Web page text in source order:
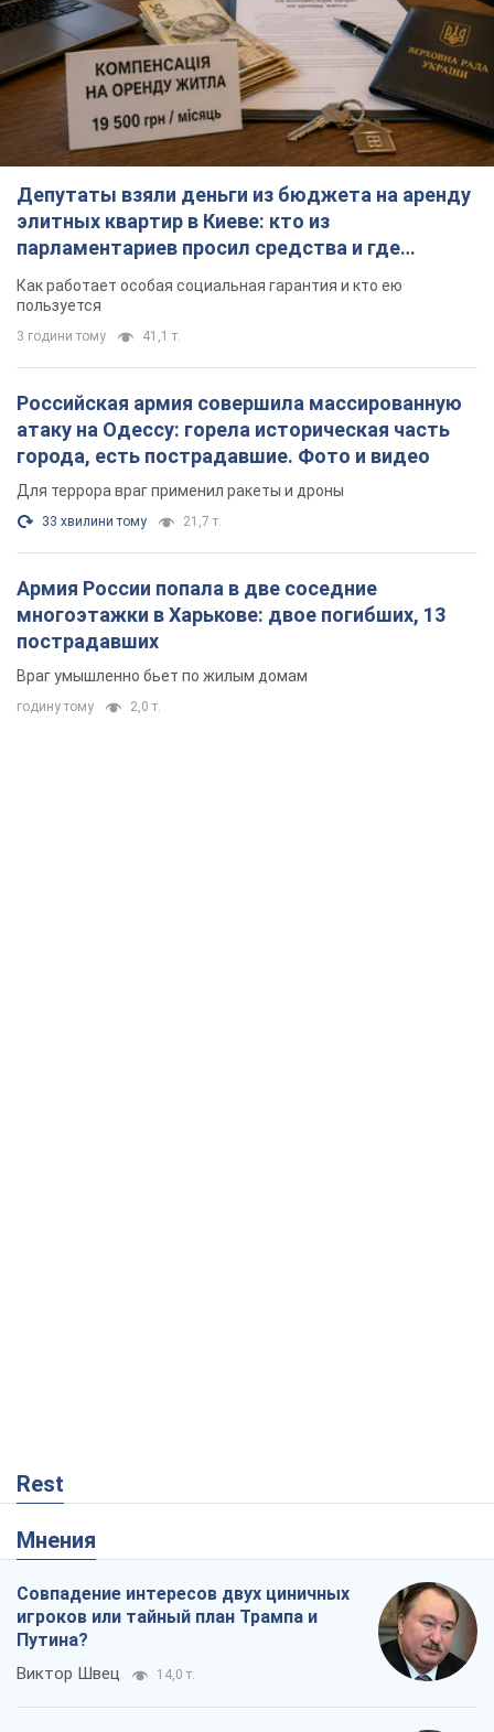
Депутаты взяли деньги из бюджета на аренду
элитных квартир в Киеве: кто из
парламентариев просил средства и где
поселился
Как работает особая социальная гарантия и кто ею
пользуется
3 години тому 41,1 т.
Российская армия совершила массированную
атаку на Одессу: горела историческая часть
города, есть пострадавшие. Фото и видео
Для террора враг применил ракеты и дроны
33 хвилини тому 21,7 т.
Армия России попала в две соседние
многоэтажки в Харькове: двое погибших, 13
пострадавших
Враг умышленно бьет по жилым домам
годину тому 2,0 т.
Rest
Мнения
Совпадение интересов двух циничных
игроков или тайный план Трампа и
Путина?
Виктор Швец 14,0 т.